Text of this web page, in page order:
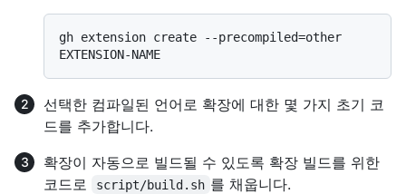
gh extension create --precompiled=other
선택한 컴파일된 언어로 확장에 대한 몇 가지 초기 코
드를 추가합니다.
확장이 자동으로 빌드될 수 있도록 확장 빌드를 위한
코드로
script/build.sh 를 채웁니다.